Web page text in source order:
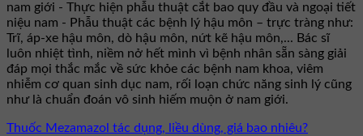
nam giới - Thực hiện phẫu thuật cắt bao quy đầu và ngoại tiết
niệu nam - Phẫu thuật các bệnh lý hậu môn – trực tràng như:
Trĩ, áp-xe hậu môn, dò hậu môn, nứt kẽ hậu môn,... Bác sĩ
luôn nhiệt tình, niềm nở hết mình vì bệnh nhân sẵn sàng giải
đáp mọi thắc mắc về sức khỏe các bệnh nam khoa, viêm
nhiễm cơ quan sinh dục nam, rối loạn chức năng sinh lý cũng
như là chuẩn đoán vô sinh hiếm muộn ở nam giới.
Thuốc Mezamazol tác dụng, liều dùng, giá bao nhiêu?